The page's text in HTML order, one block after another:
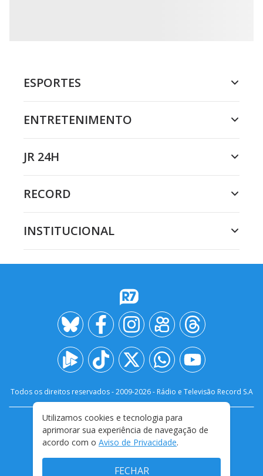
ESPORTES
ENTRETENIMENTO
JR 24H
RECORD
INSTITUCIONAL
Todos os direitos reservados - 2009-2026- Rádio e Televisão Record S.A
FALE CONOSCO
PRIVACIDADE
TERMOS E CONDIÇÕES DE USO
Utilizamos cookies e tecnologia para
aprimorar sua experiência de navegação de
acordo com o Aviso de Privacidade.
FECHAR